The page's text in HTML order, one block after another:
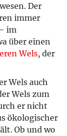
Der
immer
im
über einen
Wels, der
Wels auch
Wels zum
er nicht
ökologischer
Ob und wo